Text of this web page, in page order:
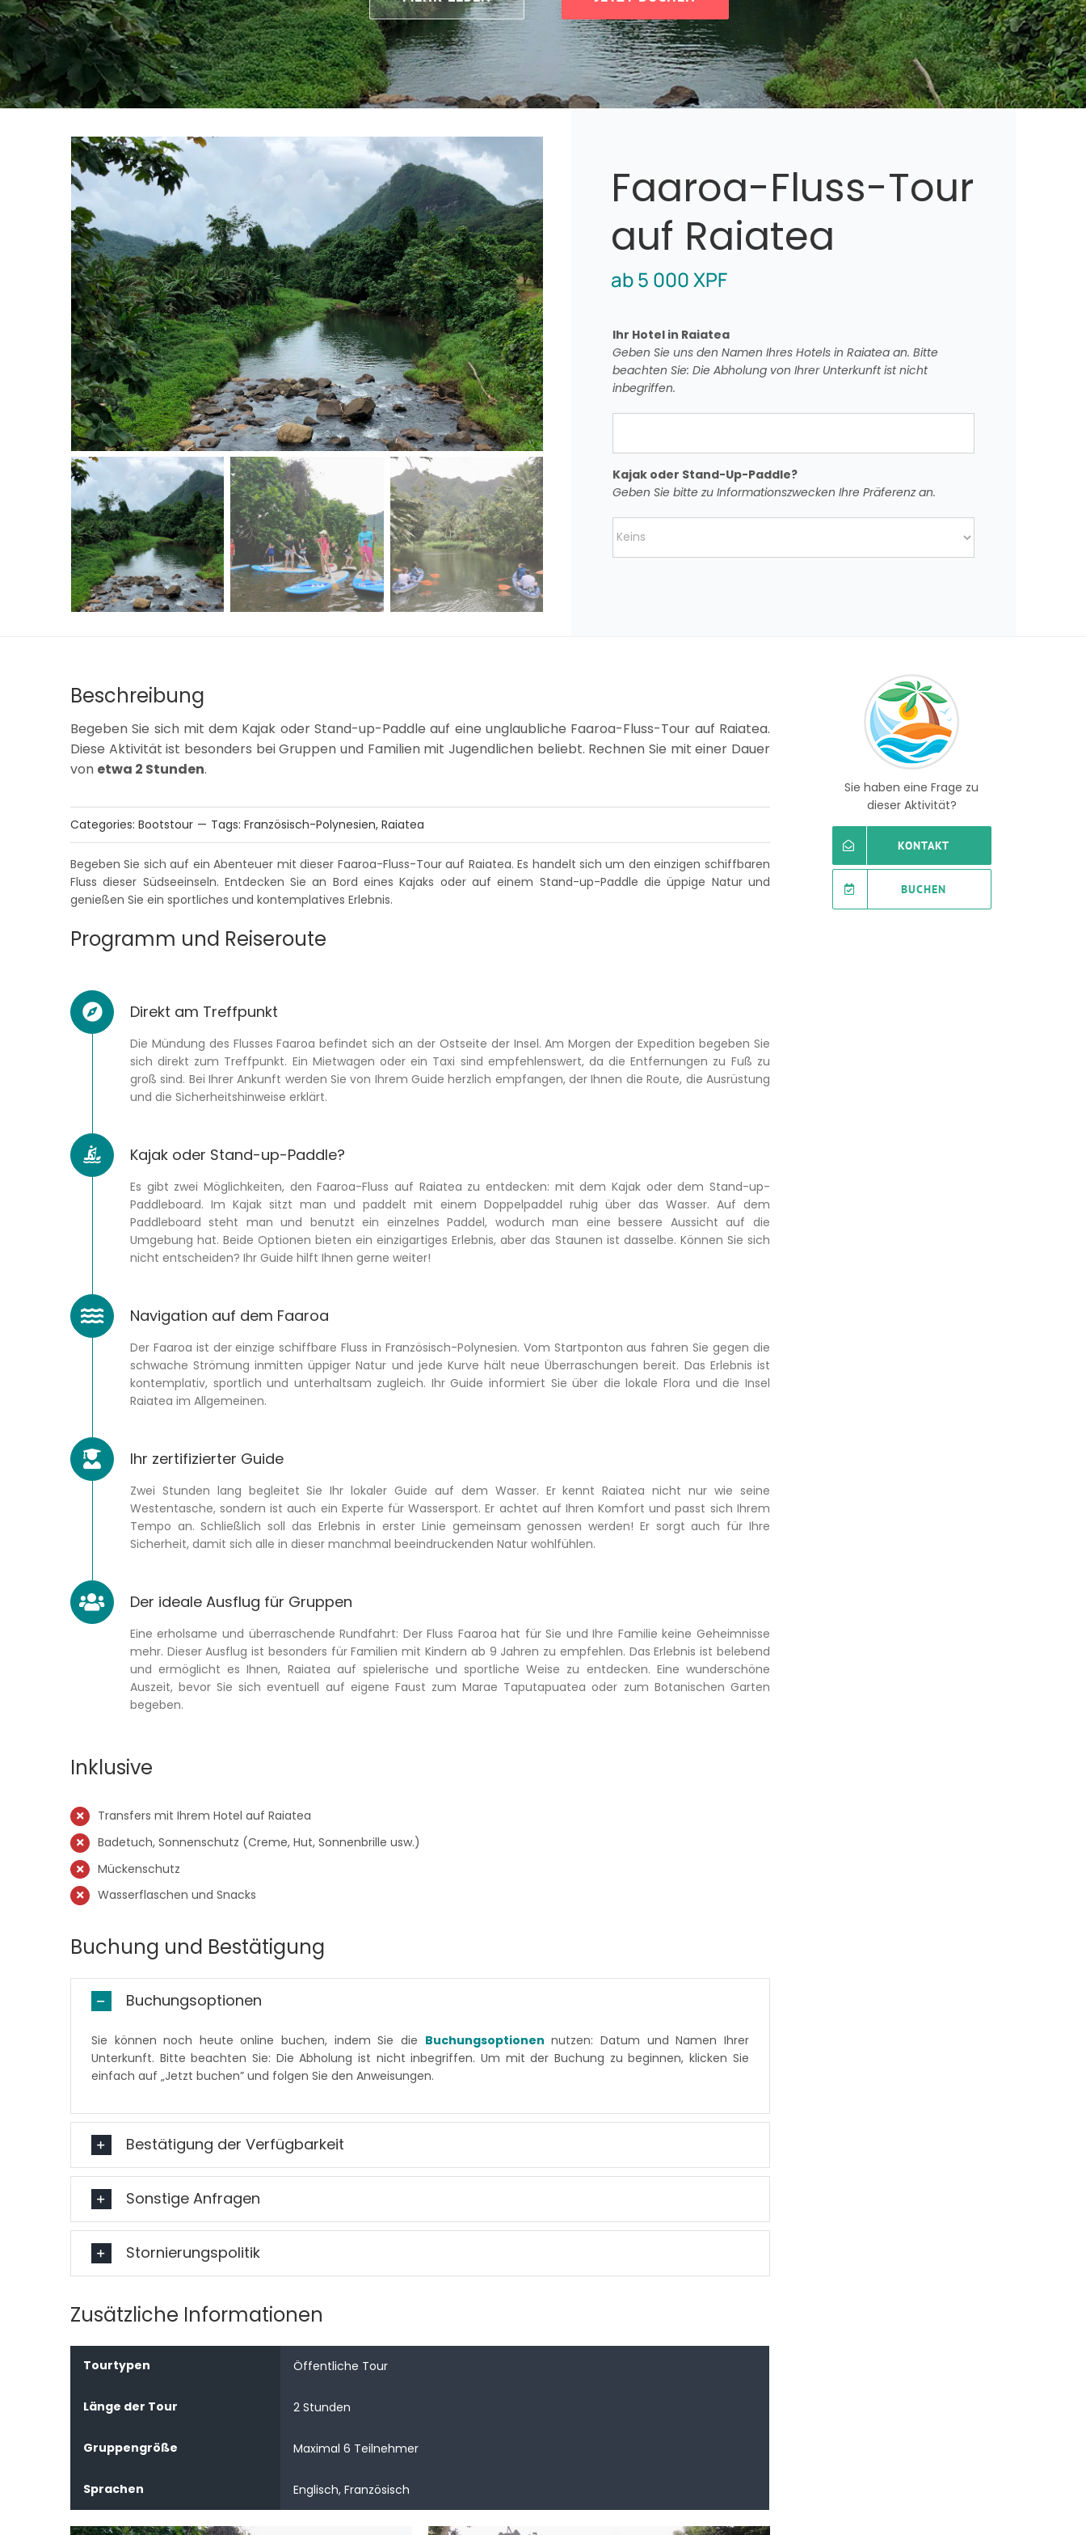
Faaroa-Fluss-Tour
auf Raiatea
ab5 000XPF
Ihr Hotel in Raiatea
Geben Sie uns den Namen Ihres Hotels in Raiatea an. Bitte
beachten Sie: Die Abholung von Ihrer Unterkunft ist nicht
inbegriffen.
Kajak oder Stand-Up-Paddle?
Geben Sie bitte zu Informationszwecken Ihre Präferenz an.
Beschreibung
Begeben Sie sich mit dem Kajak oder Stand-up-Paddle auf eine unglaubliche Faaroa-Fluss-Tour auf Raiatea.
Diese Aktivität ist besonders bei Gruppen und Familien mit Jugendlichen beliebt. Rechnen Sie mit einer Dauer
von etwa 2 Stunden.
Categories: Bootstour — Tags: Französisch-Polynesien, Raiatea
Begeben Sie sich auf ein Abenteuer mit dieser Faaroa-Fluss-Tour auf Raiatea. Es handelt sich um den einzigen schiffbaren
Fluss dieser Südseeinseln. Entdecken Sie an Bord eines Kajaks oder auf einem Stand-up-Paddle die üppige Natur und
genießen Sie ein sportliches und kontemplatives Erlebnis.
Programm und Reiseroute
Direkt am Treffpunkt
Die Mündung des Flusses Faaroa befindet sich an der Ostseite der Insel. Am Morgen der Expedition begeben Sie
sich direkt zum Treffpunkt. Ein Mietwagen oder ein Taxi sind empfehlenswert, da die Entfernungen zu Fuß zu
groß sind. Bei Ihrer Ankunft werden Sie von Ihrem Guide herzlich empfangen, der Ihnen die Route, die Ausrüstung
und die Sicherheitshinweise erklärt.
Kajak oder Stand-up-Paddle?
Es gibt zwei Möglichkeiten, den Faaroa-Fluss auf Raiatea zu entdecken: mit dem Kajak oder dem Stand-up-
Paddleboard. Im Kajak sitzt man und paddelt mit einem Doppelpaddel ruhig über das Wasser. Auf dem
Paddleboard steht man und benutzt ein einzelnes Paddel, wodurch man eine bessere Aussicht auf die
Umgebung hat. Beide Optionen bieten ein einzigartiges Erlebnis, aber das Staunen ist dasselbe. Können Sie sich
nicht entscheiden? Ihr Guide hilft Ihnen gerne weiter!
Navigation auf dem Faaroa
Der Faaroa ist der einzige schiffbare Fluss in Französisch-Polynesien. Vom Startponton aus fahren Sie gegen die
schwache Strömung inmitten üppiger Natur und jede Kurve hält neue Überraschungen bereit. Das Erlebnis ist
kontemplativ, sportlich und unterhaltsam zugleich. Ihr Guide informiert Sie über die lokale Flora und die Insel
Raiatea im Allgemeinen.
Ihr zertifizierter Guide
Zwei Stunden lang begleitet Sie Ihr lokaler Guide auf dem Wasser. Er kennt Raiatea nicht nur wie seine
Westentasche, sondern ist auch ein Experte für Wassersport. Er achtet auf Ihren Komfort und passt sich Ihrem
Tempo an. Schließlich soll das Erlebnis in erster Linie gemeinsam genossen werden! Er sorgt auch für Ihre
Sicherheit, damit sich alle in dieser manchmal beeindruckenden Natur wohlfühlen.
Der ideale Ausflug für Gruppen
Eine erholsame und überraschende Rundfahrt: Der Fluss Faaroa hat für Sie und Ihre Familie keine Geheimnisse
mehr. Dieser Ausflug ist besonders für Familien mit Kindern ab 9 Jahren zu empfehlen. Das Erlebnis ist belebend
und ermöglicht es Ihnen, Raiatea auf spielerische und sportliche Weise zu entdecken. Eine wunderschöne
Auszeit, bevor Sie sich eventuell auf eigene Faust zum Marae Taputapuatea oder zum Botanischen Garten
begeben.
Inklusive
Transfers mit Ihrem Hotel auf Raiatea
Badetuch, Sonnenschutz (Creme, Hut, Sonnenbrille usw.)
Mückenschutz
Wasserflaschen und Snacks
Buchung und Bestätigung
Buchungsoptionen
Sie können noch heute online buchen, indem Sie die Buchungsoptionen nutzen: Datum und Namen Ihrer
Unterkunft. Bitte beachten Sie: Die Abholung ist nicht inbegriffen. Um mit der Buchung zu beginnen, klicken Sie
einfach auf „Jetzt buchen” und folgen Sie den Anweisungen.
Bestätigung der Verfügbarkeit
Sonstige Anfragen
Stornierungspolitik
Zusätzliche Informationen
Tourtypen Öffentliche Tour
Länge der Tour 2 Stunden
Gruppengröße Maximal 6 Teilnehmer
Sprachen Englisch, Französisch
Sie haben eine Frage zu
dieser Aktivität?
KONTAKT
BUCHEN